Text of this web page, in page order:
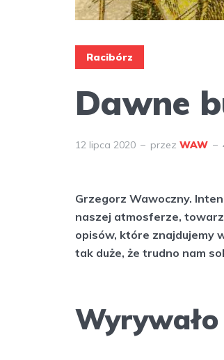
Racibórz
Dawne
12 lipca 2020 przez WAW
Grzegorz Wawoczny.
naszej atmosferze,
opisów, które znajdujemy
tak duże, że trudno nam